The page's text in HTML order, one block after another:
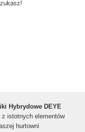
Hybrydowe DEYE
z istotnych elementów
hurtowni